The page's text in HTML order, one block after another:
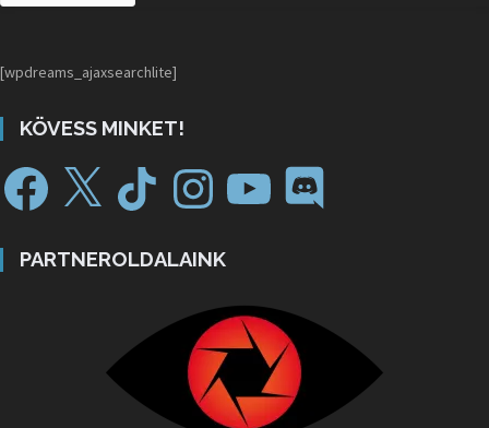
[wpdreams_ajaxsearchlite]
KÖVESS MINKET!
PARTNEROLDALAINK